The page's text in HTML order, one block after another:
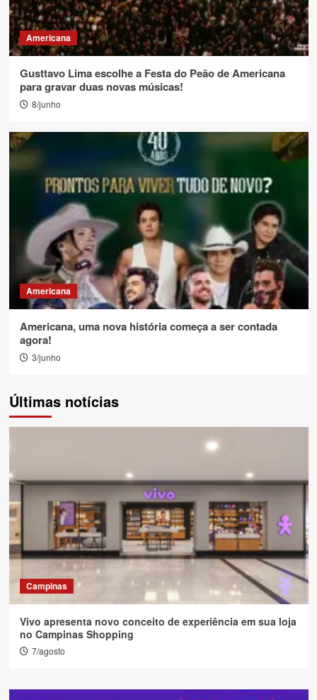
Americana
Gusttavo Lima escolhe a Festa do Peão de Americana
para gravar duas novas músicas!
8/junho
Americana
Americana, uma nova história começa a ser contada
agora!
3/junho
Últimas notícias
Campinas
Vivo apresenta novo conceito de experiência em sua loja
no Campinas Shopping
7/agosto